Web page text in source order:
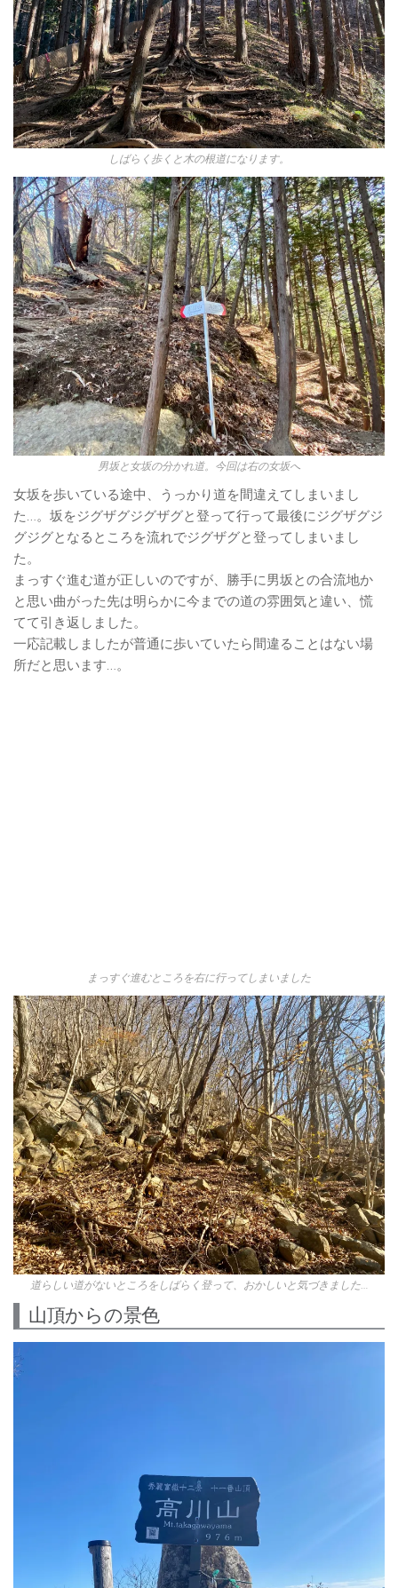
しばらく歩くと木の根道になります。
男坂と女坂の分かれ道。今回は右の女坂へ
女坂を歩いている途中、うっかり道を間違えてしまいまし
た…。坂をジグザグジグザグと登って行って最後にジグザグジ
グジグとなるところを流れでジグザグと登ってしまいまし
た。
まっすぐ進む道が正しいのですが、勝手に男坂との合流地か
と思い曲がった先は明らかに今までの道の雰囲気と違い、慌
てて引き返しました。
一応記載しましたが普通に歩いていたら間違ることはない場
所だと思います…。
まっすぐ進むところを右に行ってしまいました
道らしい道がないところをしばらく登って、おかしいと気づきました…
山頂からの景色